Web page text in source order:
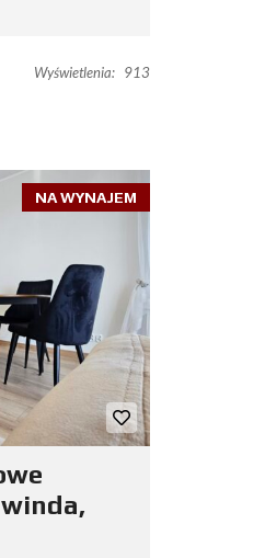
Wyświetlenia: 913
NA WYNAJEM